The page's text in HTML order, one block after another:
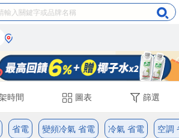
時間 圖表 篩選
省電 變頻冷氣 省電 冷氣 省電 空調